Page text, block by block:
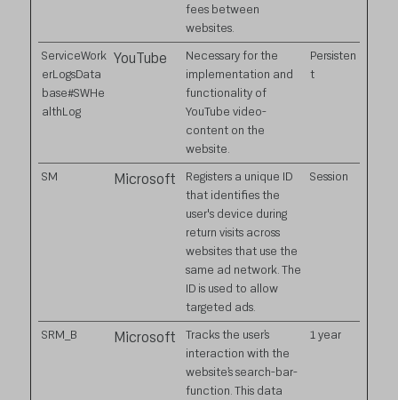
fees between
websites.
ServiceWork
erLogsData
base#SWHe
althLog
YouTube
Necessary for the
implementation and
functionality of
YouTube video-
content on the
website.
Persisten
t
SM Microsoft
Registers a unique ID
that identifies the
user's device during
return visits across
websites that use the
same ad network. The
ID is used to allow
targeted ads.
Session
SRM_B Microsoft
Tracks the user’s
interaction with the
website’s search-bar-
function. This data
1 year